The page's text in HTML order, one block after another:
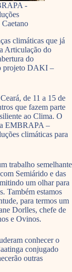
-
climáticas que já
Articulação do
do
projeto DAKI –
de 11 a 15 de
que fazem parte
ao Clima. O
EMBRAPA –
climáticas para
trabalho semelhante
Semiárido e das
um olhar para
Também estamos
para termos um
Dorlles, chefe de
e Ovinos.
conhecer o
conjugado
outras